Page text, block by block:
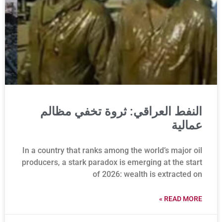
النفط العراقي: ثروة تخفي مظالم
عمالية
In a country that ranks among the world’s major oil
producers, a stark paradox is emerging at the start
of 2026: wealth is extracted on
READ MORE »